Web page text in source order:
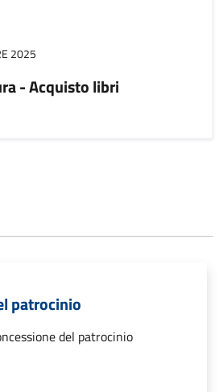
2025
- Acquisto libri
patrocinio
del patrocinio